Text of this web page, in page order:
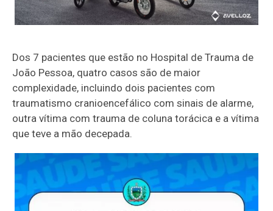
Dos 7 pacientes que estão no Hospital de Trauma de
João Pessoa, quatro casos são de maior
complexidade, incluindo dois pacientes com
traumatismo cranioencefálico com sinais de alarme,
outra vítima com trauma de coluna torácica e a vítima
que teve a mão decepada.